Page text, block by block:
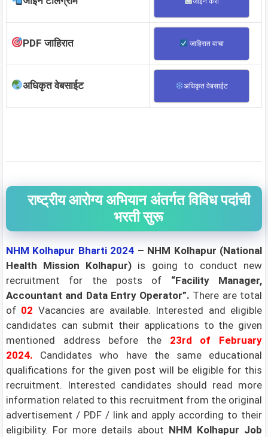
PDF जाहिरात जाहिरात वाचा
अधिकृत वेबसाईट अधिकृत वेबसाईट
राष्ट्रीय आरोग्य अभियान अंतर्गत विविध पदांची
भरती सुरू
NHM Kolhapur Bharti 2024 – NHM Kolhapur (National
Health Mission Kolhapur) is going to conduct new
recruitment for the posts of “Facility Manager,
Accountant and Data Entry Operator”. There are total
of 02 Vacancies are available. Interested and eligible
candidates can submit their applications to the given
mentioned address before the
23rd of February
2024.
Candidates who have the same educational
qualifications for the given post will be eligible for this
recruitment. Interested candidates should read more
information related to this recruitment from the original
advertisement / PDF / link and apply according to their
eligibility. For more details about NHM Kolhapur Job